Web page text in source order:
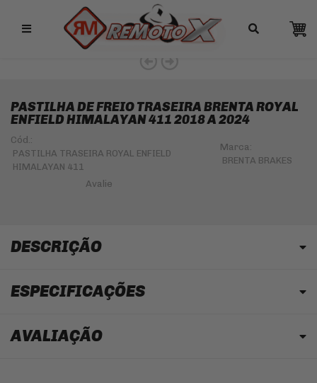
Remotox
10% OFF NO PIX
PASTILHA DE FREIO TRASEIRA BRENTA ROYAL
ENFIELD HIMALAYAN 411 2018 A 2024
Cód.:
PASTILHA TRASEIRA ROYAL ENFIELD
HIMALAYAN 411
Marca:
BRENTA BRAKES
DESCRIÇÃO
ESPECIFICAÇÕES
AVALIAÇÃO